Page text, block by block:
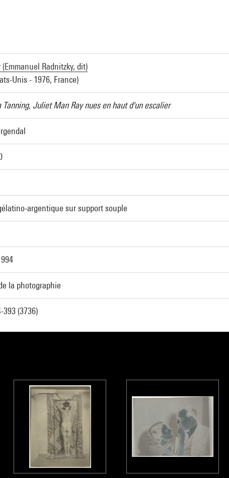
(Emmanuel Radnitzky, dit)
Unis - 1976, France)
Tanning, Juliet Man Ray nues en haut d'un escalier
argentique sur support souple
la photographie
393 (3736)